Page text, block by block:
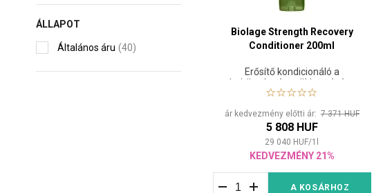
ÁLLAPOT
Általános áru (40)
Biolage Strength Recovery
Conditioner 200ml
Erősítő kondicionáló a
hajtöredezés csökkentésére
ár kedvezmény előtti ár: 7 371 HUF
5 808 HUF
29 040 HUF/1
KEDVEZMÉNY 21%
A KOSÁRHOZ